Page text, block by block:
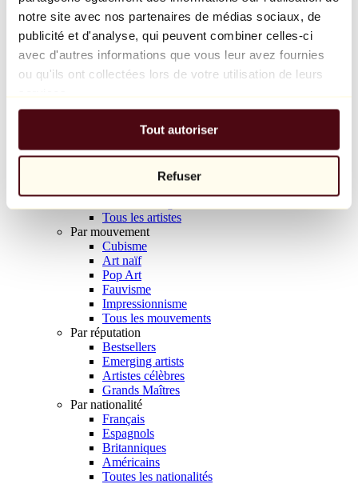
notre site avec nos partenaires de médias sociaux, de
publicité et d'analyse, qui peuvent combiner celles-ci
avec d'autres informations que vous leur avez fournies
ou qu'ils ont collectées lors de votre utilisation de leurs
Tout autoriser
Refuser
Balloon Dog (Orange)
Jeff Koons
10 000 €
Parcourir
Tous les sculpteurs
Tous les photographes
Tous les artistes
Par mouvement
Cubisme
Art naïf
Pop Art
Fauvisme
Impressionnisme
Tous les mouvements
Par réputation
Bestsellers
Emerging artists
Artistes célèbres
Grands Maîtres
Par nationalité
Français
Espagnols
Britanniques
Américains
Toutes les nationalités